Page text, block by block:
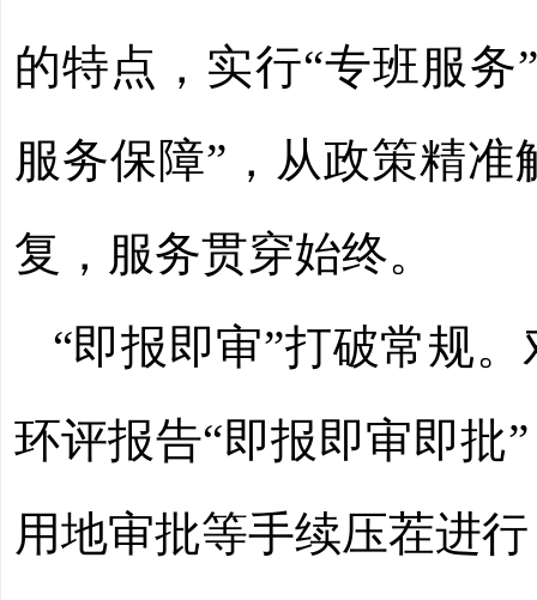
的特点，实行“专班服
服务保障”，从政策精
复，服务贯穿始终。
“即报即审”打破常规
环评报告“即报即审即批
用地审批等手续压茬进